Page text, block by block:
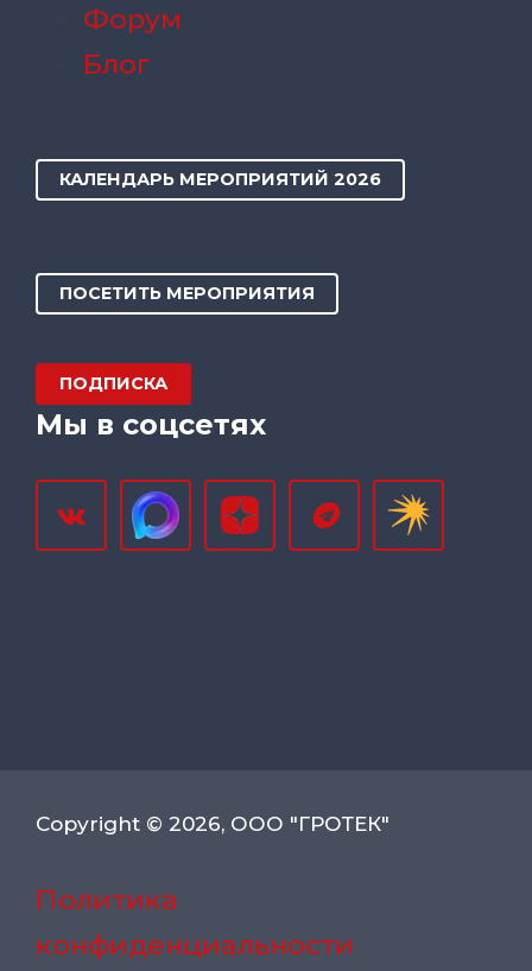
Форум
Блог
КАЛЕНДАРЬ МЕРОПРИЯТИЙ 2026
ПОСЕТИТЬ МЕРОПРИЯТИЯ
ПОДПИСКА
Мы в соцсетях
Copyright © 2026, ООО "ГРОТЕК"
Политика
конфиденциальности